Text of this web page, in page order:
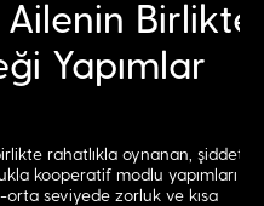
Birlikte
Yapımlar
rahatlıkla oynanan, şiddet
kooperatif modlu yapımları
orta seviyede zorluk ve kısa